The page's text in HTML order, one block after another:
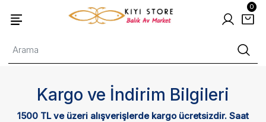
0
Kargo ve İndirim Bilgileri
1500 TL ve üzeri alışverişlerde kargo ücretsizdir. Saat